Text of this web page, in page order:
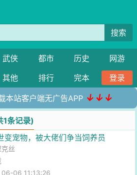
搜索
武侠 都市 历史
网游
其他 排行 完本 登录
本站客户端无广告APP ↓↓↓
1条记录)
变宠物，被大佬们争当饲养员
丝
06-06 11:13:26